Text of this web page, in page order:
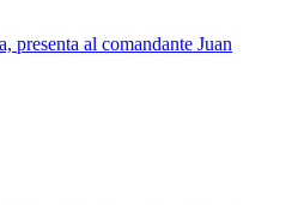
presenta al comandante Juan